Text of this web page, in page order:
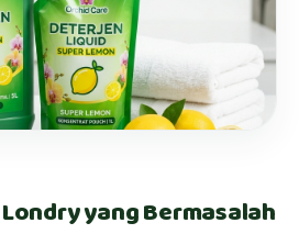
yang Bermasalah